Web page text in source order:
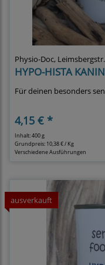
Physio-Doc,
HYPO-HISTA
Für deinen besonders
4,15 € *
Inhalt: 400 g
Grundpreis: 10,38 € / Kg
Verschiedene Ausführungen
ausverkauft